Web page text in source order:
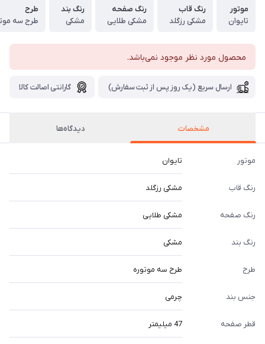
موتور
تایوان
رنگ قاب
مشکی رزگلد
رنگ صفحه
مشکی طلایی
رنگ بند
مشکی
طرح
طرح سه
محصول مورد نظر موجود نمی‌باشد.
ارسال سریع (یک روز پس از ثبت سفارش) گارانتی اصالت کالا
مشخصات دیدگاه‌ها
موتور تایوان
رنگ قاب مشکی رزگلد
رنگ صفحه مشکی طلایی
رنگ بند مشکی
طرح طرح سه موتوره
جنس بند چرمی
قطر صفحه 47 میلیمتر